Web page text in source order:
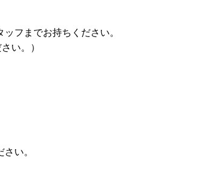
フまでお持ちください。
い。）
い。